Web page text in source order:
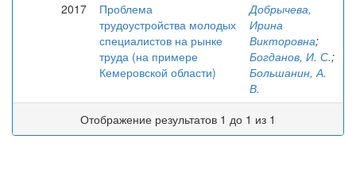
2017
Проблема
трудоустройства молодых
специалистов на рынке
труда (на примере
Кемеровской области)
Добрычева,
Ирина
Викторовна;
Богданов, И. С.;
Большанин, А.
В.
Отображение результатов 1 до 1 из 1